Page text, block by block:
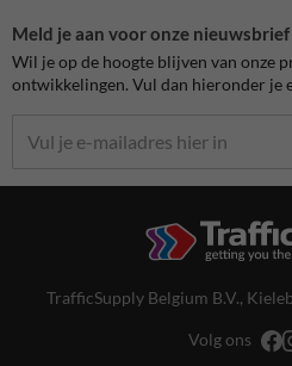
Meld je aan voor onze nieuwsbrief
Wil je op de hoogte blijven van onze
ontwikkelingen. Vul dan hieronder je
TrafficSupply Belgium B.V.,
Volg ons